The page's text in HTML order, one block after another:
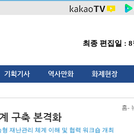
최종 편집일 : 8
기획기사 역사만화 화제현장
홈-
구축 본격화
재난관리 체계 이해 및 협력 워크숍 개최